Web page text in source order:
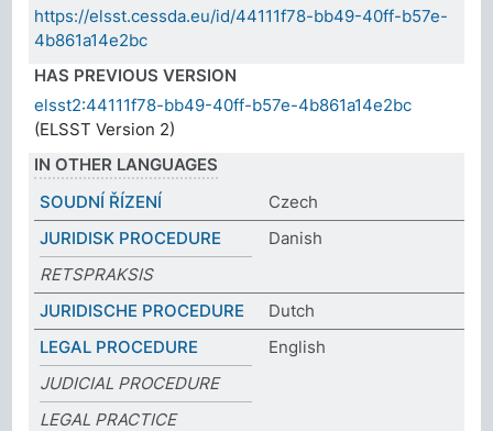
https://elsst.cessda.eu/id/44111f78-bb49-40ff-b57e-
4b861a14e2bc
HAS PREVIOUS VERSION
elsst2:44111f78-bb49-40ff-b57e-4b861a14e2bc
(ELSST Version 2)
IN OTHER LANGUAGES
SOUDNÍ ŘÍZENÍ
Czech
JURIDISK PROCEDURE
Danish
RETSPRAKSIS
JURIDISCHE PROCEDURE
Dutch
LEGAL PROCEDURE
English
JUDICIAL PROCEDURE
LEGAL PRACTICE